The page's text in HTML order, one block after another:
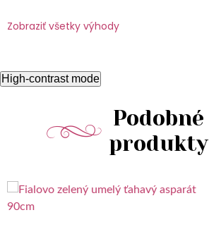
Zobraziť všetky výhody
High-contrast mode
Podobné
produkty